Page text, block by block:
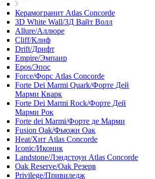
Керамогранит Atlas Concorde
3D White Wall/3Д Вайт Волл
Allure/Аллюрe
Cliff/Клиф
Drift/Дрифт
Empire/Эмпаир
Epos/Эпос
Force/Фoрс Atlas Concorde
Forte Dei Marmi Quark/Форте Дей
Марми Кварк
Forte Dei Marmi Rock/Форте Дей
Марми Рок
Forte dei Marmi/Форте де Марми
Fusion Oak/Фьюжн Оак
Heat/Xит Atlas Concorde
Iconic/Иконик
Landstone/Лэндстоун Atlas Concorde
Oak Reserve/Оak Резepв
Privilege/Привиледж